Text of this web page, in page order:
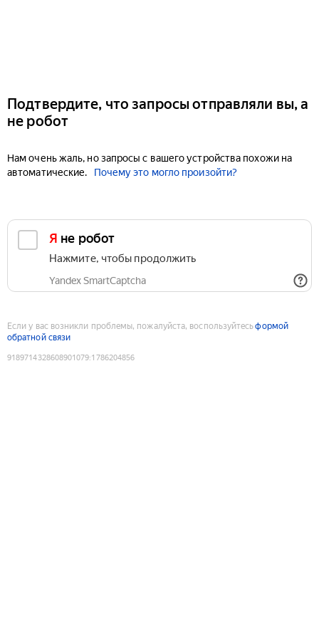
Подтвердите, что запросы отправляли вы, а
не робот
Нам очень жаль, но запросы с вашего устройства похожи на
автоматические.
Почему это могло произойти?
Я не робот
Нажмите, чтобы продолжить
Yandex SmartCaptcha
Если у вас возникли проблемы, пожалуйста, воспользуйтесьформой
обратной связи
9189714328608901079:1786204856